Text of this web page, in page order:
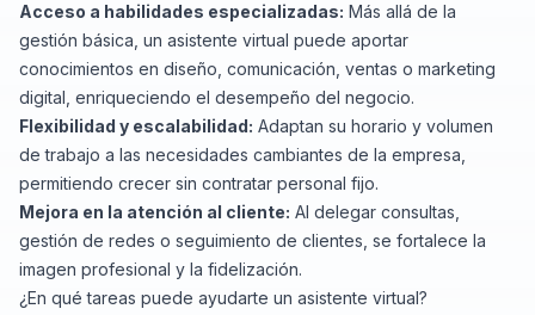
Acceso a habilidades especializadas: Más allá de la
gestión básica, un asistente virtual puede aportar
conocimientos en diseño, comunicación, ventas o marketing
digital, enriqueciendo el desempeño del negocio.
Flexibilidad y escalabilidad: Adaptan su horario y volumen
de trabajo a las necesidades cambiantes de la empresa,
permitiendo crecer sin contratar personal fijo.
Mejora en la atención al cliente: Al delegar consultas,
gestión de redes o seguimiento de clientes, se fortalece la
imagen profesional y la fidelización.
¿En qué tareas puede ayudarte un asistente virtual?